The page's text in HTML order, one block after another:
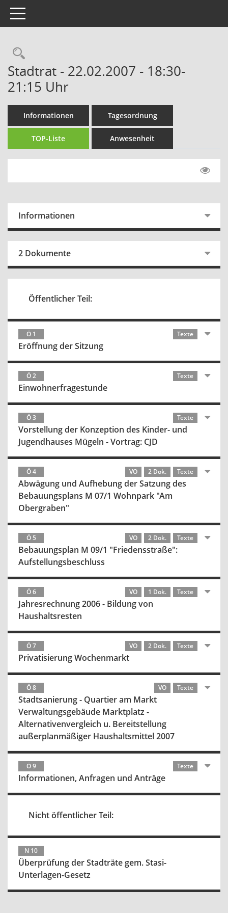
Toggle navigation
Rechercheauswahl
Stadtrat - 22.02.2007 - 18:30-
21:15 Uhr
Informationen Tagesordnung
TOP-Liste Anwesenheit
Informationen
2 Dokumente
Öffentlicher Teil:
Ö 1 Texte
Eröffnung der Sitzung
Ö 2 Texte
Einwohnerfragestunde
Ö 3 Texte
Vorstellung der Konzeption des Kinder- und
Jugendhauses Mügeln - Vortrag: CJD
Ö 4 VO 2 Dok. Texte
Abwägung und Aufhebung der Satzung des
Bebauungsplans M 07/1 Wohnpark "Am
Obergraben"
Ö 5 VO 2 Dok. Texte
Bebauungsplan M 09/1 "Friedensstraße":
Aufstellungsbeschluss
Ö 6 VO 1 Dok. Texte
Jahresrechnung 2006 - Bildung von
Haushaltsresten
Ö 7 VO 2 Dok. Texte
Privatisierung Wochenmarkt
Ö 8 VO Texte
Stadtsanierung - Quartier am Markt
Verwaltungsgebäude Marktplatz -
Alternativenvergleich u. Bereitstellung
außerplanmäßiger Haushaltsmittel 2007
Ö 9 Texte
Informationen, Anfragen und Anträge
Nicht öffentlicher Teil:
N 10
Überprüfung der Stadträte gem. Stasi-
Unterlagen-Gesetz